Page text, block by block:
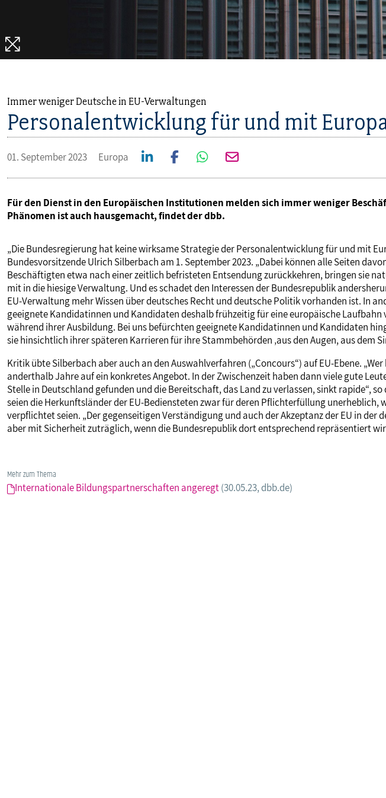
Frauen
Jugend
Versorgung
Beihilfe
Tarifverträge
Bildung
Europa
MITGLIEDSCHAFT & SERVICE
Akademie
Verlag
Immer weniger Deutsche in EU-Verwaltungen
Personalentwicklung für und mit
01. September 2023 Europa
Für den Dienst in den Europäischen Institutionen melden sich immer weniger
Phänomen ist auch hausgemacht, findet der dbb.
„Die Bundesregierung hat keine wirksame Strategie der Personalentwicklung für und mit
Bundesvorsitzende Ulrich Silberbach am 1. September 2023. „Dabei können alle Seiten
Beschäftigten etwa nach einer zeitlich befristeten Entsendung zurückkehren, bringen sie
mit in die hiesige Verwaltung. Und es schadet den Interessen der Bundesrepublik
EU-Verwaltung mehr Wissen über deutsches Recht und deutsche Politik vorhanden ist. In
geeignete Kandidatinnen und Kandidaten deshalb frühzeitig für eine europäische
während ihrer Ausbildung. Bei uns befürchten geeignete Kandidatinnen und Kandidaten
sie hinsichtlich ihrer späteren Karrieren für ihre Stammbehörden ‚aus den Augen, aus dem
Kritik übte Silberbach aber auch an den Auswahlverfahren („Concours“) auf EU-Ebene.
anderthalb Jahre auf ein konkretes Angebot. In der Zwischenzeit haben dann viele gute
Stelle in Deutschland gefunden und die Bereitschaft, das Land zu verlassen, sinkt rapide“,
seien die Herkunftsländer der EU-Bediensteten zwar für deren Pflichterfüllung unerheblich,
verpflichtet seien. „Der gegenseitigen Verständigung und auch der Akzeptanz der EU in der
aber mit Sicherheit zuträglich, wenn die Bundesrepublik dort entsprechend repräsentiert
Mehr zum Thema
Internationale Bildungspartnerschaften angeregt(30.05.23, dbb.de)